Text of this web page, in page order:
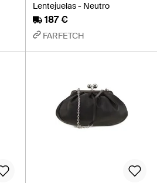
Lentejuelas - Neutro
187 €
FARFETCH